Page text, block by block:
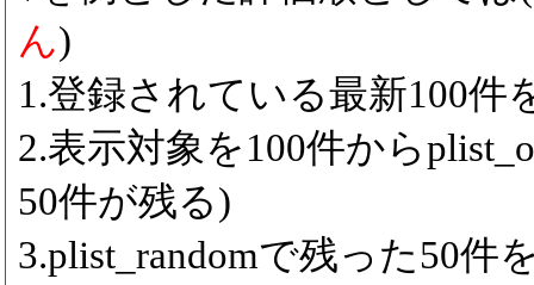
ん)
1.登録されている最新100件
2.表示対象を100件から
50件が残る)
3.plist_randomで残った50件